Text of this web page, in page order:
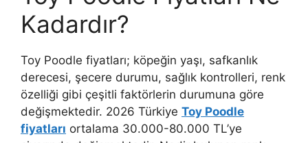
Kadardır?
Toy Poodle fiyatları; köpeğin yaşı, safkanlık
derecesi, şecere durumu, sağlık kontrolleri, renk
özelliği gibi çeşitli faktörlerin durumuna göre
değişmektedir. 2026 Türkiye Toy Poodle
fiyatları ortalama 30.000-80.000 TL’ye